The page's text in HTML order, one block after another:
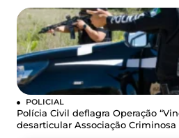
POLICIAL
Polícia Civil deflagra Operação
desarticular Associação Criminosa